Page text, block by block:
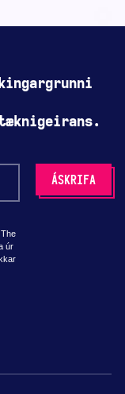
úr